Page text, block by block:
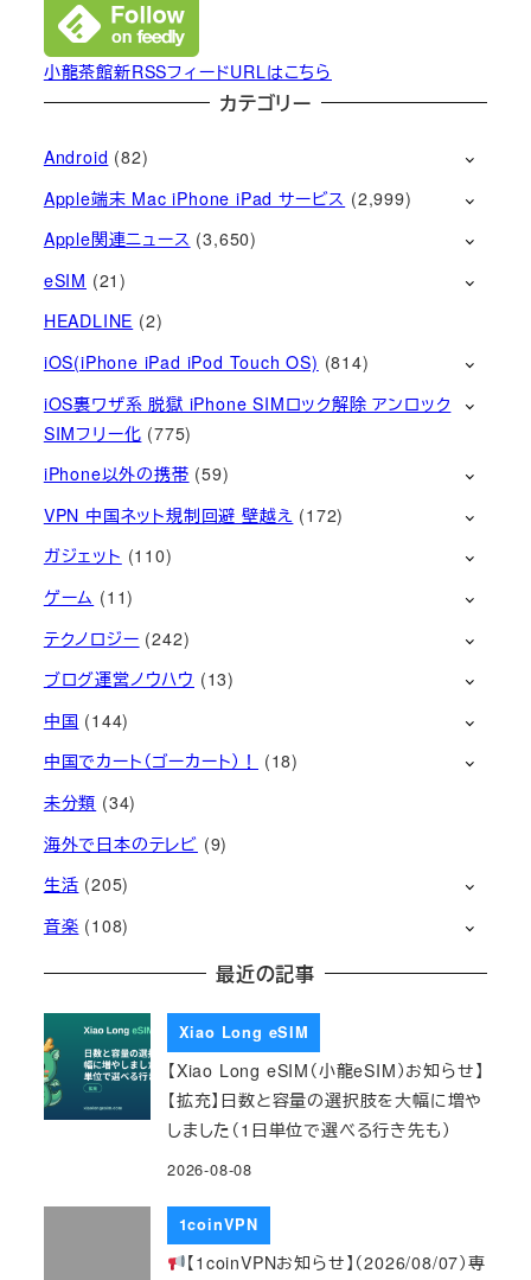
小龍茶館新RSSフィードURLはこちら
カテゴリー
Android (82)
Apple端末 Mac iPhone iPad サービス (2,999)
Apple関連ニュース (3,650)
eSIM (21)
HEADLINE (2)
iOS(iPhone iPad iPod Touch OS) (814)
iOS裏ワザ系 脱獄 iPhone SIMロック解除 アンロック
SIMフリー化 (775)
iPhone以外の携帯 (59)
VPN 中国ネット規制回避 壁越え (172)
ガジェット (110)
ゲーム (11)
テクノロジー (242)
ブログ運営ノウハウ (13)
中国 (144)
中国でカート（ゴーカート）！
(18)
未分類 (34)
海外で日本のテレビ (9)
生活 (205)
音楽 (108)
最近の記事
Xiao Long eSIM
【Xiao Long eSIM（小龍eSIM）お知らせ】
【拡充】日数と容量の選択肢を大幅に増や
しました（1日単位で選べる行き先も）
2026-08-08
1coinVPN
【1coinVPNお知らせ】（2026/08/07）専